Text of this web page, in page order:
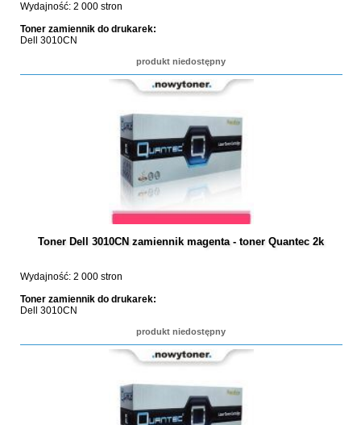
Wydajność: 2 000 stron
Toner zamiennik do drukarek:
Dell 3010CN
produkt niedostępny
Toner Dell 3010CN zamiennik magenta - toner Quantec 2k
Wydajność: 2 000 stron
Toner zamiennik do drukarek:
Dell 3010CN
produkt niedostępny